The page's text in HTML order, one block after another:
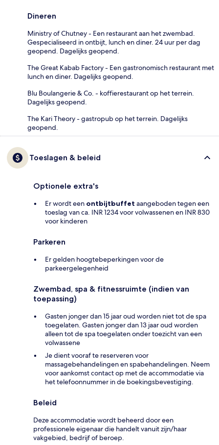
Dineren
Ministry of Chutney - Een restaurant aan het zwembad.
Gespecialiseerd in ontbijt, lunch en diner. 24 uur per dag
geopend. Dagelijks geopend.
The Great Kabab Factory - Een gastronomisch restaurant met
lunch en diner. Dagelijks geopend.
Blu Boulangerie & Co. - koffierestaurant op het terrein.
Dagelijks geopend.
The Kari Theory - gastropub op het terrein. Dagelijks
geopend.
Toeslagen & beleid
Optionele extra's
Er wordt een ontbijtbuffet aangeboden tegen een
toeslag van ca. INR 1234 voor volwassenen en INR 830
voor kinderen
Parkeren
Er gelden hoogtebeperkingen voor de
parkeergelegenheid
Zwembad, spa & fitnessruimte (indien van
toepassing)
Gasten jonger dan 15 jaar oud worden niet tot de spa
toegelaten. Gasten jonger dan 13 jaar oud worden
alleen tot de spa toegelaten onder toezicht van een
volwassene
Je dient vooraf te reserveren voor
massagebehandelingen en spabehandelingen. Neem
voor aankomst contact op met de accommodatie via
het telefoonnummer in de boekingsbevestiging.
Beleid
Deze accommodatie wordt beheerd door een
professionele eigenaar die handelt vanuit zijn/haar
vakgebied, bedrijf of beroep.